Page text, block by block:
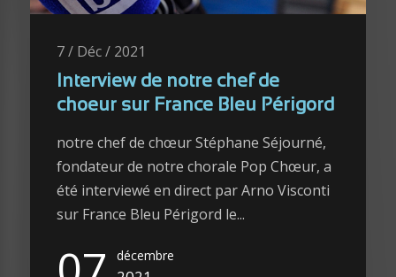
7 / Déc / 2021
Interview de notre chef de
choeur sur France Bleu Périgord
notre chef de chœur Stéphane Séjourné,
fondateur de notre chorale Pop Chœur, a
été interviewé en direct par Arno Visconti
sur France Bleu Périgord le...
décembre